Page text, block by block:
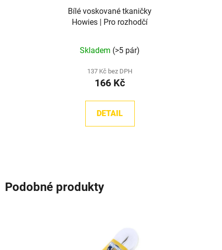
Bílé voskované tkaničky
Howies | Pro rozhodčí
Skladem (>5 pár)
137 Kč bez DPH
166 Kč
DETAIL
Podobné produkty